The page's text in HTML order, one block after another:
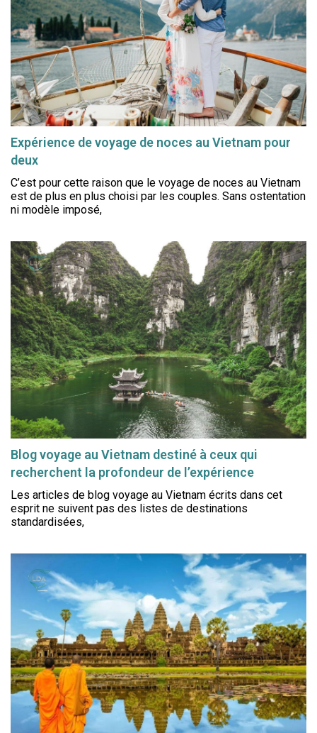
Expérience de voyage de noces au Vietnam pour
deux
C’est pour cette raison que le voyage de noces au Vietnam
est de plus en plus choisi par les couples. Sans ostentation
ni modèle imposé,
Blog voyage au Vietnam destiné à ceux qui
recherchent la profondeur de l’expérience
Les articles de blog voyage au Vietnam écrits dans cet
esprit ne suivent pas des listes de destinations
standardisées,